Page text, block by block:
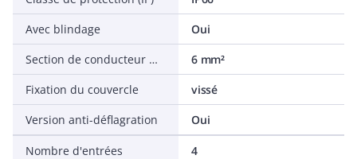
Avec blindage
Oui
Section de conducteur max.
6 mm²
Fixation du couvercle
vissé
Version anti-déflagration
Oui
Nombre d'entrées
4